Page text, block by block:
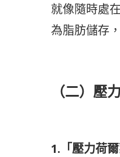
就像隨時處
為脂肪儲存
（二）壓
1.「壓力荷